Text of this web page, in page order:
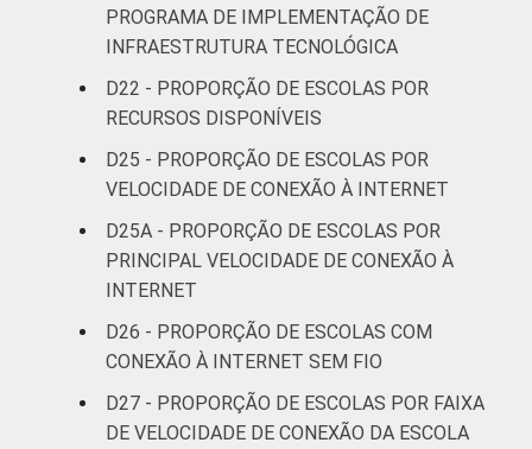
PROGRAMA DE IMPLEMENTAÇÃO DE
INFRAESTRUTURA TECNOLÓGICA
D22 - PROPORÇÃO DE ESCOLAS POR
RECURSOS DISPONÍVEIS
D25 - PROPORÇÃO DE ESCOLAS POR
VELOCIDADE DE CONEXÃO À INTERNET
D25A - PROPORÇÃO DE ESCOLAS POR
PRINCIPAL VELOCIDADE DE CONEXÃO À
INTERNET
D26 - PROPORÇÃO DE ESCOLAS COM
CONEXÃO À INTERNET SEM FIO
D27 - PROPORÇÃO DE ESCOLAS POR FAIXA
DE VELOCIDADE DE CONEXÃO DA ESCOLA